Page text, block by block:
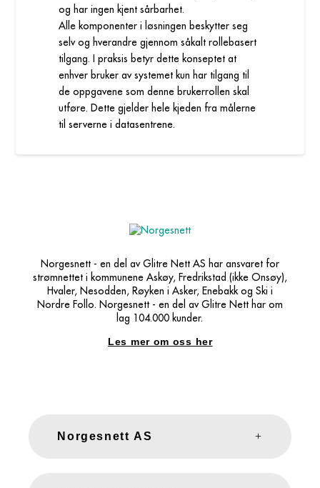
og har ingen kjent sårbarhet.
Alle komponenter i løsningen beskytter seg
selv og hverandre gjennom såkalt rollebasert
tilgang. I praksis betyr dette konseptet at
enhver bruker av systemet kun har tilgang til
de oppgavene som denne brukerrollen skal
utføre. Dette gjelder hele kjeden fra målerne
til serverne i datasentrene.
Norgesnett - en del av Glitre Nett AS har ansvaret for
strømnettet i kommunene Askøy, Fredrikstad (ikke Onsøy),
Hvaler, Nesodden, Røyken i Asker, Enebakk og Ski i
Nordre Follo. Norgesnett - en del av Glitre Nett har om
lag 104.000 kunder.
Les mer om oss her
Norgesnett AS